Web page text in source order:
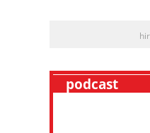
podcast